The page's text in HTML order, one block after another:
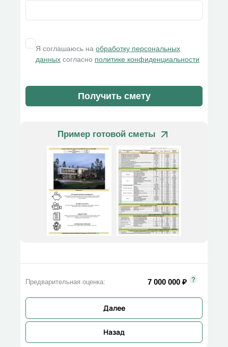
Я соглашаюсь наобработку персональных
данных согласно политике конфиденциальности
Получить смету
Пример готовой сметы
Предварительная оценка: 7 000 000 ₽
Назад
Далее